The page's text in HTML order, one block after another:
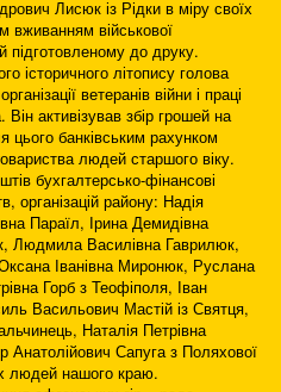
Лисюк із Рідки в міру своїх
вживанням військової
підготовленому до друку.
історичного літопису голова
ветеранів війни і праці
активізував збір грошей на
цього банківським рахунком
людей старшого віку.
бухгалтерсько-фінансові
організацій району: Надія
Параїл, Ірина Демидівна
Людмила Василівна Гаврилюк,
Іванівна Миронюк, Руслана
Горб з Теофіполя, Іван
Васильович Мастій із Святця,
Наталія Петрівна
Анатолійович Сапуга з Поляхової
людей нашого краю.